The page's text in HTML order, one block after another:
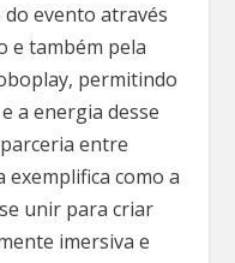
evento através
e também pela
permitindo
a energia desse
entre
como a
unir para criar
imersiva e